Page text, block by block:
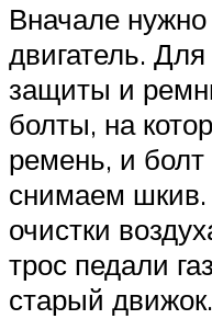
Вначале
двигатель.
защиты и
болты, на
ремень, и болт
снимаем
очистки
трос педали
старый движок.